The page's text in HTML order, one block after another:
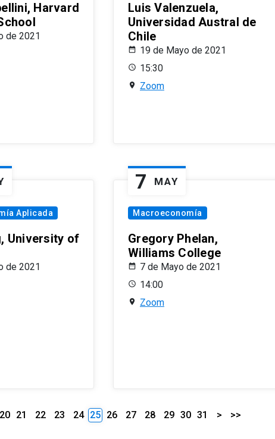
Harvard
de 2021
Luis Valenzuela,
Universidad Austral de
Chile
19 de Mayo de 2021
15:30
Zoom
Aplicada
University of
de 2021
7 MAY
Macroeconomía
Gregory Phelan,
Williams College
7 de Mayo de 2021
14:00
Zoom
20 21 22 23 24 25 26 27 28 29 30 31 > >>